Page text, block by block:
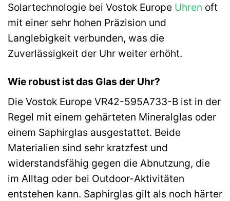
Solartechnologie bei Vostok Europe Uhren oft
mit einer sehr hohen Präzision und
Langlebigkeit verbunden, was die
Zuverlässigkeit der Uhr weiter erhöht.
Wie robust ist das Glas der Uhr?
Die Vostok Europe VR42-595A733-B ist in der
Regel mit einem gehärteten Mineralglas oder
einem Saphirglas ausgestattet. Beide
Materialien sind sehr kratzfest und
widerstandsfähig gegen die Abnutzung, die
im Alltag oder bei Outdoor-Aktivitäten
entstehen kann. Saphirglas gilt als noch härter